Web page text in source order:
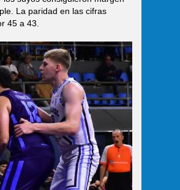
La paridad en las cifras
45 a 43.